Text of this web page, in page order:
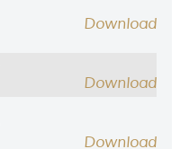
Download
Download
Download